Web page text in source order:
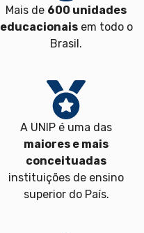
Mais de 600 unidades
educacionaisem todo o
Brasil.
A UNIP é uma das
maiores e mais
conceituadas
instituições de ensino
superior do País.